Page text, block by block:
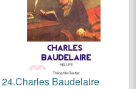
24.Charles Baudelaire